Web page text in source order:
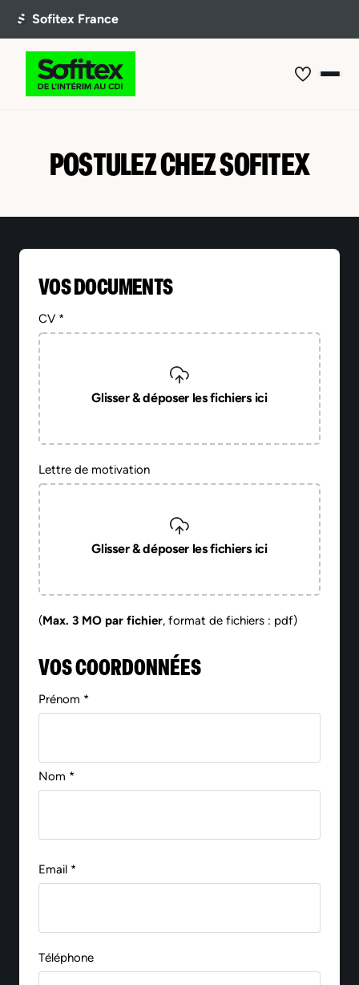
POSTULEZ CHEZ SOFITEX
VOS DOCUMENTS
CV *
Glisser & déposer les fichiers ici
Lettre de motivation
Glisser & déposer les fichiers ici
(Max. 3 MO par fichier, format de fichiers : pdf)
VOS COORDONNÉES
Prénom *
Nom *
Email *
Téléphone